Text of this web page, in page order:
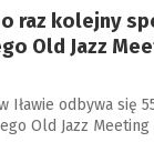
raz kolejny
Old Jazz
Iławie odbywa się
Old Jazz